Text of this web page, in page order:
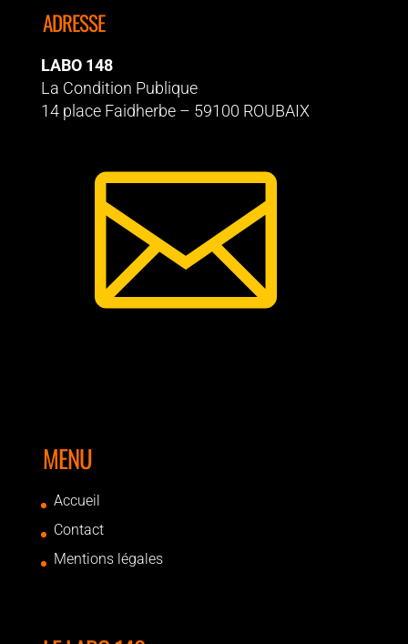
ADRESSE
LABO 148
La Condition Publique
14 place Faidherbe – 59100 ROUBAIX

MENU
Accueil
Contact
Mentions légales